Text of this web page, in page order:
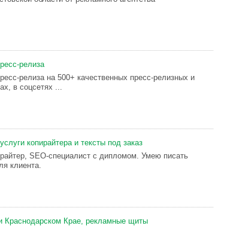
релиза
релиза на 500+ качественных пресс-релизных и
в соцсетях ...
копирайтера и тексты под заказ
SEO-специалист с дипломом. Умею писать
клиента.
Краснодарском Крае, рекламные щиты